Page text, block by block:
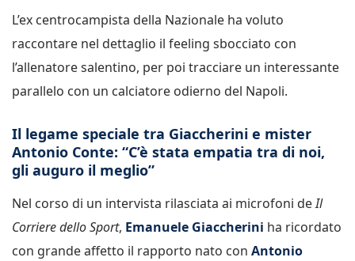
L’ex centrocampista della Nazionale ha voluto
raccontare nel dettaglio il feeling sbocciato con
l’allenatore salentino, per poi tracciare un interessante
parallelo con un calciatore odierno del Napoli.
Il legame speciale tra Giaccherini e mister
Antonio Conte: “C’è stata empatia tra di noi,
gli auguro il meglio”
Nel corso di un intervista rilasciata ai microfoni deIl
Corriere dello Sport, Emanuele Giaccherini ha ricordato
con grande affetto il rapporto nato con Antonio